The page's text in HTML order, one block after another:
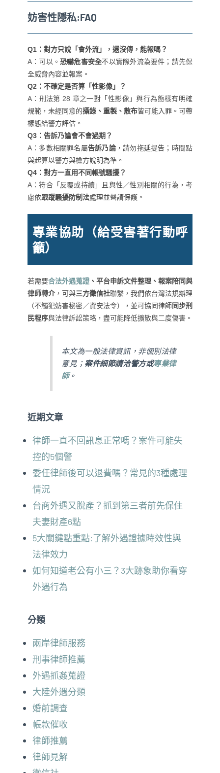
妨害性隱私:FAQ
Q1：對方只說「會外流」，還沒傳，能報嗎？
A：可以。 恐嚇危害安全不以實際外流為要件；請先保
全威脅內容並報案。
Q2：不確定是否算「性影像」？
A：刑法第 28 章之一對「性影像」與行為態樣有明確
規範，未經同意的攝錄、重製、散布皆可能入罪。可帶
樣態給警方評估。
Q3：告訴乃論會不會過期？
A：多數相關罪名屬告訴乃論，請勿拖延提告；時間點
與起算以警方與檢方說明為準。
Q4：對方一直用不同帳號騷擾？
A：符合「反覆或持續」且與性／性別相關的行為，考
慮依跟蹤騷擾防制法處理並聲請保護。
專業協助（給受害著行動呼
籲）
若需要合法外遇蒐證、平台申訴文件整理、報案陪同與
律師轉介，可與三方徵信社聯繫，我們依台灣法規辦理
（不觸犯妨害秘密／資安法令），並可協同律師同步刑
民程序與法律訴訟策略，盡可能降低擴散與二度傷害。
本文為一般法律資訊，非個別法律
意見； 案件細節請洽警方或專業律
師。
近期文章
律師一直不回訊息正常嗎？案件可能失
控的5個警
委任律師後可以退費嗎？常見的3種處理
情況
台商外遇又脫產？抓到第三者前先保住
夫妻財產6點
5大關鍵點重點:了解外遇證據時效性與
法律效力
如何知道老公有小三？3大跡象助你看穿
外遇行為
分類
兩岸律師服務
刑事律師推薦
外遇抓姦蒐證
大陸外遇分類
婚前調查
帳款催收
律師推薦
律師見解